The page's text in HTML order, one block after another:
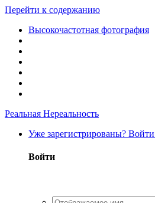
Перейти к содержанию
Высокочастотная фотография
Реальная Нереальность
Уже зарегистрированы? Войти
Войти